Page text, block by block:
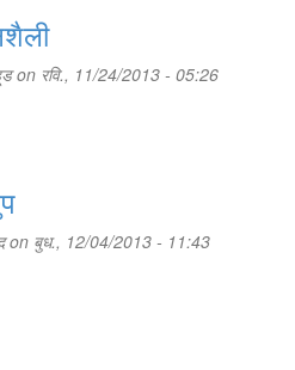
on रवि., 11/24/2013 - 05:26
on बुध., 12/04/2013 - 11:43